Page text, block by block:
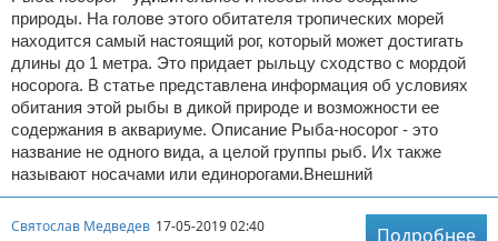
природы. На голове этого обитателя тропических морей
находится самый настоящий рог, который может достигать
длины до 1 метра. Это придает рыльцу сходство с мордой
носорога. В статье представлена информация об условиях
обитания этой рыбы в дикой природе и возможности ее
содержания в аквариуме. Описание Рыба-носорог - это
название не одного вида, а целой группы рыб. Их также
называют носачами или единорогами.Внешний
Святослав Медведев 17-05-2019 02:40
Подробнее